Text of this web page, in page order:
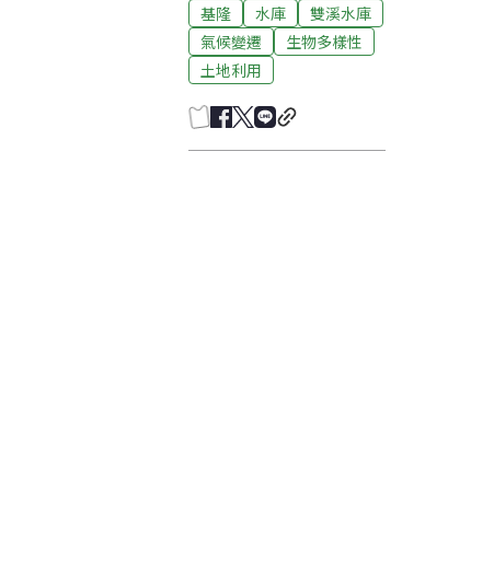
基隆 水庫
雙溪水庫
氣候變遷
生物多樣性
土地利用